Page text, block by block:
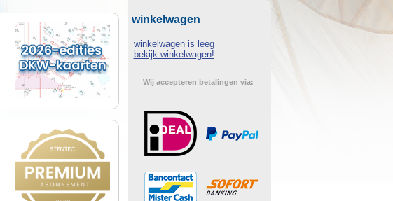
winkelwagen
winkelwagen is leeg
bekijk winkelwagen!
Wij accepteren betalingen via: